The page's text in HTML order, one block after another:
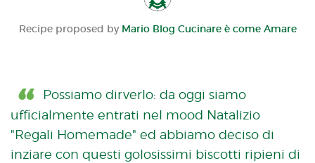
Recipe proposed by Mario Blog Cucinare è come Amare
Possiamo dirverlo: da oggi siamo
ufficialmente entrati nel mood Natalizio
"Regali Homemade" ed abbiamo deciso di
inziare con questi golosissimi biscotti ripieni di